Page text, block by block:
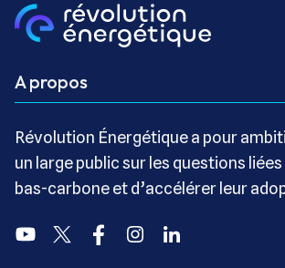
A propos
Révolution Énergétique a pour
un large public sur les questions
bas-carbone et d’accélérer leur
YoutubeTwitter FacebookInstagramLinkedin